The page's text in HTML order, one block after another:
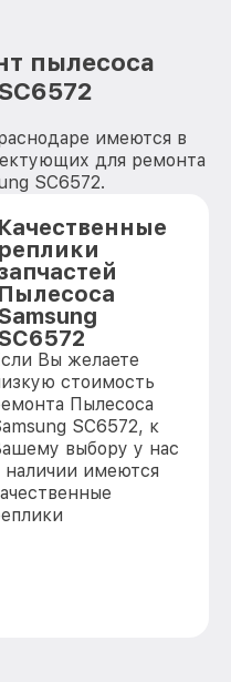
пылесоса
имеются в
для ремонта
SC6572.
Качественные
реплики
Пылесоса
Вы желаете
стоимость
Пылесоса
SC6572, к
выбору у нас
наличии имеются